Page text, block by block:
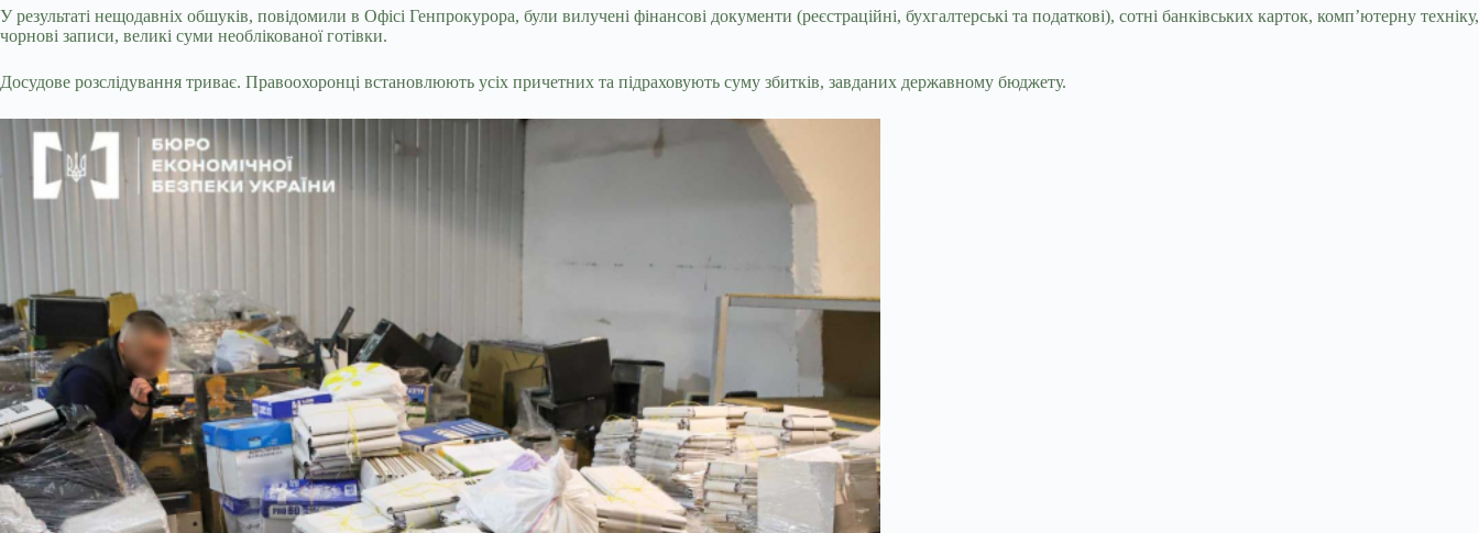
У результаті нещодавніх обшуків, повідомили в Офісі Генпрокурора, були вилучені фінансові документи (реєстраційні, бухгалтерські та податкові), сотні банківських карток, комп’ютерну техніку,
чорнові записи, великі суми необлікованої готівки.
Досудове розслідування триває. Правоохоронці встановлюють усіх причетних та підраховують суму збитків, завданих державному бюджету.